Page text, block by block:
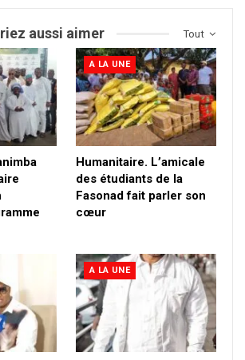
Tout
aussi aimer
A LA UNE
Humanitaire. L’amicale
des étudiants de la
Fasonad fait parler son
cœur
A LA UNE